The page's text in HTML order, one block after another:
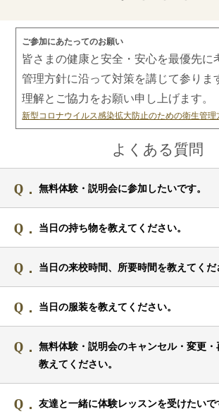
ご参加にあたってのお願い
皆さまの健康と安全・安心を最優先に
管理方針に沿って対策を講じて参りま
理解とご協力をお願い申し上げます。
新型コロナウイルス感染拡大防止のための衛生管理
よくある質問
無料体験・説明会に参加したいです。
当日の持ち物を教えてください。
当日の来校時間、所要時間を教えてくだ
当日の服装を教えてください。
無料体験・説明会のキャンセル・変更
教えてください。
友達と一緒に体験レッスンを受けたいで